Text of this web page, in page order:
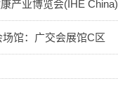
产业博览会(IHE China)
馆：广交会展馆C区